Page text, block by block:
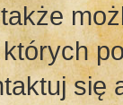
się